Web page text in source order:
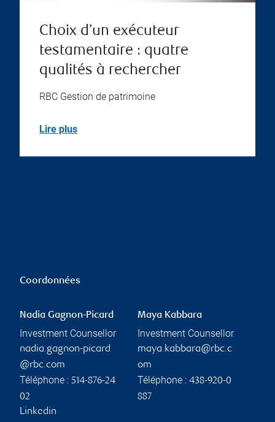
Choix d’un exécuteur
testamentaire : quatre
qualités à rechercher
RBC Gestion de patrimoine
Lire plus
Coordonnées
Nadia Gagnon-Picard
Investment Counsellor
nadia.gagnon-picard
@rbc.com
Téléphone : 514-876-24
02
Linkedin
Maya Kabbara
Investment Counsellor
maya.kabbara@rbc.c
om
Téléphone : 438-920-0
887